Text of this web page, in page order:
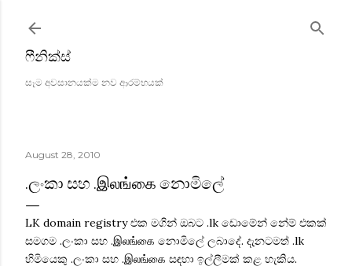
ෆීනික්ස්
සෑම අවසානයක්ම නව ආරම්භයක්
August 28, 2010
.ලංකා සහ .இலங்கை නොමිලේ
LK domain registry එක මගින් ඔබට .lk ඩොමේන් නේම් එකක්
සමගම .ලංකා සහ .இலங்கை නොමිලේ ලබාදේ. දැනටමත් .lk
හිමියෙකු .ලංකා සහ .இலங்கை සඳහා ඉල්ලීමක් කළ හැකිය.